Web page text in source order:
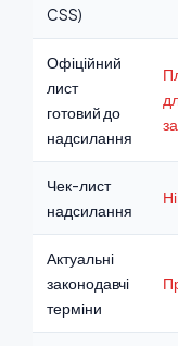
CSS)
Офіційний
лист
готовий до
надсилання
Чек-лист
надсилання
Ні
Актуальні
законодавчі
терміни